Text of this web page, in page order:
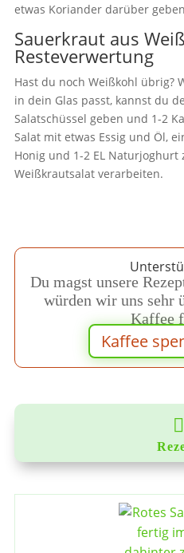
etwas Koriander darüber
Sauerkraut aus
Resteverwertung
Hast du noch Weißkohl übrig?
in dein Glas passt, kannst du
Salatschüssel geben und 1-2
Salat mit etwas Essig und Öl,
Honig und 1-2 EL Naturjoghurt
Weißkrautsalat verarbeiten.
Du magst unsere
würden wir uns sehr
Kaffee
Kaffee
